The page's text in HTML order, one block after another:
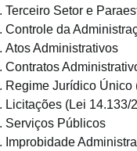
Terceiro Setor e
Controle da
Atos Administrativos
Contratos
Regime Jurídico Único
Licitações (Lei 14.133/
Serviços Públicos
Improbidade